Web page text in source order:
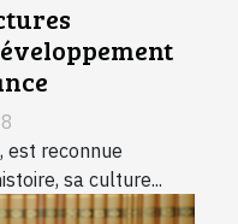
est reconnue
sa culture...